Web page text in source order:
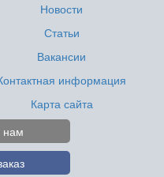
Новости
Статьи
Вакансии
информация
Карта сайта
нам